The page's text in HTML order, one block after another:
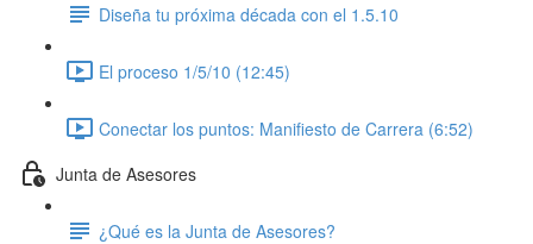
Diseña tu próxima década con el 1.5.10
El proceso 1/5/10 (12:45)
Conectar los puntos: Manifiesto de Carrera (6:52)
Junta de Asesores
¿Qué es la Junta de Asesores?